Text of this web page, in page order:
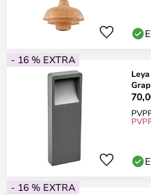
- 16 % EXTRA
- 16 % EXTRA